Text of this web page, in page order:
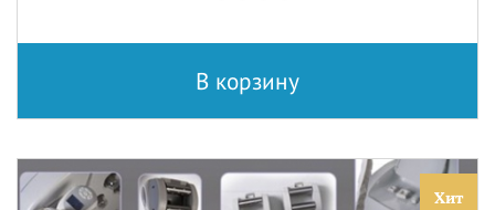
В корзину
Хит